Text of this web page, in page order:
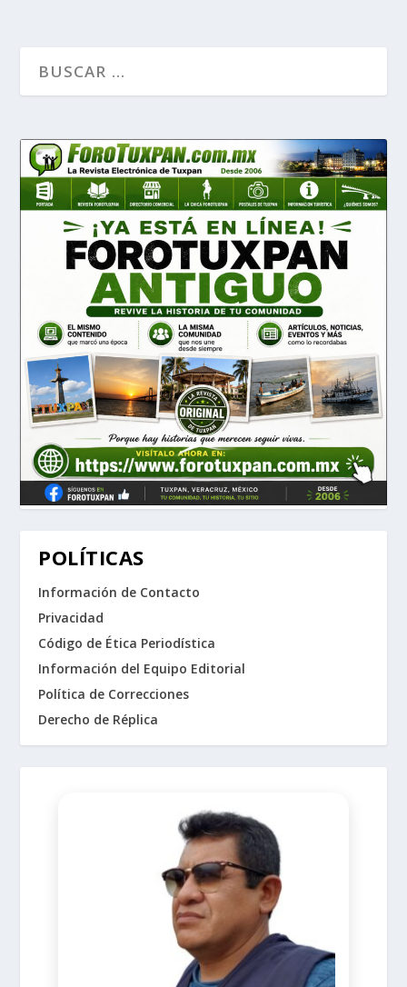
POLÍTICAS
Información de Contacto
Privacidad
Código de Ética Periodística
Información del Equipo Editorial
Política de Correcciones
Derecho de Réplica